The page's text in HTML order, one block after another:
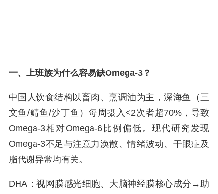
一、上班族为什么容易缺Omega‑3？
中国人饮食结构以畜肉、烹调油为主，深海鱼（三
文鱼/鲭鱼/沙丁鱼）每周摄入<2次者超70%，导致
Omega‑3相对Omega‑6比例偏低。现代研究发现
Omega‑3不足与注意力涣散、情绪波动、干眼症及
脂代谢异常均有关。
DHA：视网膜感光细胞、大脑神经膜核心成分→助